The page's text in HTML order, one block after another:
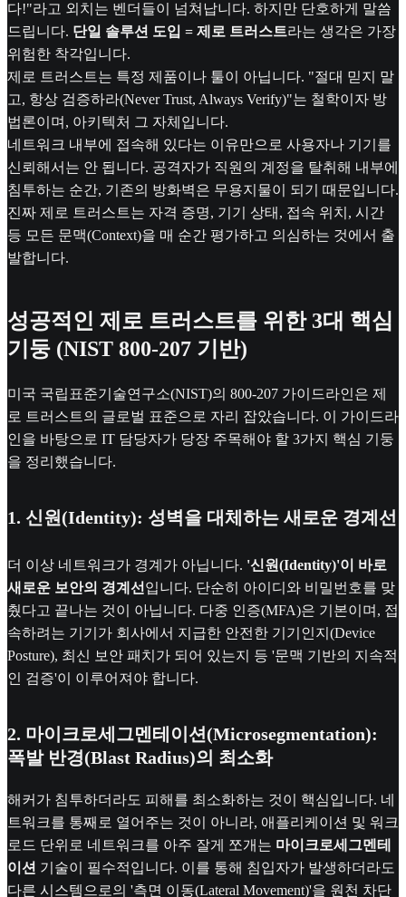
다!"라고 외치는 벤더들이 넘쳐납니다. 하지만 단호하게 말씀
드립니다. 단일 솔루션 도입 = 제로 트러스트라는 생각은 가장
위험한 착각입니다.
제로 트러스트는 특정 제품이나 툴이 아닙니다. "절대 믿지 말
고, 항상 검증하라(Never Trust, Always Verify)"는 철학이자 방
법론이며, 아키텍처 그 자체입니다.
네트워크 내부에 접속해 있다는 이유만으로 사용자나 기기를
신뢰해서는 안 됩니다. 공격자가 직원의 계정을 탈취해 내부에
침투하는 순간, 기존의 방화벽은 무용지물이 되기 때문입니다.
진짜 제로 트러스트는 자격 증명, 기기 상태, 접속 위치, 시간
등 모든 문맥(Context)을 매 순간 평가하고 의심하는 것에서 출
발합니다.
성공적인 제로 트러스트를 위한 3대 핵심
기둥 (NIST 800-207 기반)
미국 국립표준기술연구소(NIST)의 800-207 가이드라인은 제
로 트러스트의 글로벌 표준으로 자리 잡았습니다. 이 가이드라
인을 바탕으로 IT 담당자가 당장 주목해야 할 3가지 핵심 기둥
을 정리했습니다.
1. 신원(Identity): 성벽을 대체하는 새로운 경계선
더 이상 네트워크가 경계가 아닙니다. '신원(Identity)'이 바로
새로운 보안의 경계선 입니다. 단순히 아이디와 비밀번호를 맞
췄다고 끝나는 것이 아닙니다. 다중 인증(MFA)은 기본이며, 접
속하려는 기기가 회사에서 지급한 안전한 기기인지(Device
Posture), 최신 보안 패치가 되어 있는지 등 '문맥 기반의 지속적
인 검증'이 이루어져야 합니다.
2. 마이크로세그멘테이션(Microsegmentation):
폭발 반경(Blast Radius)의 최소화
해커가 침투하더라도 피해를 최소화하는 것이 핵심입니다. 네
트워크를 통째로 열어주는 것이 아니라, 애플리케이션 및 워크
로드 단위로 네트워크를 아주 잘게 쪼개는 마이크로세그멘테
이션 기술이 필수적입니다. 이를 통해 침입자가 발생하더라도
다른 시스템으로의 '측면 이동(Lateral Movement)'을 원천 차단